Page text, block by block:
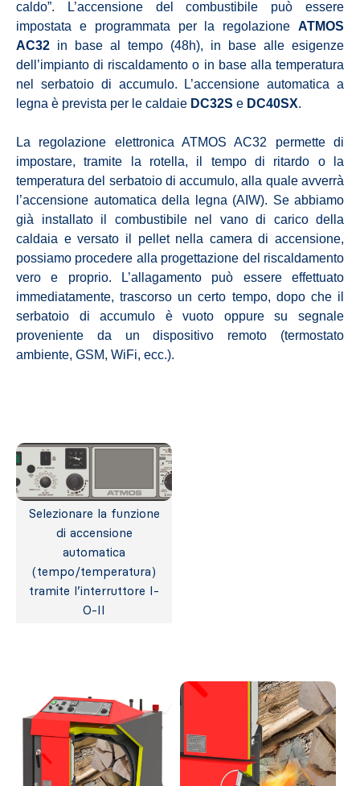
caldo”. L’accensione del combustibile può essere
impostata e programmata per la regolazione ATMOS
AC32 in base al tempo (48h), in base alle esigenze
dell’impianto di riscaldamento o in base alla temperatura
nel serbatoio di accumulo. L’accensione automatica a
legna è prevista per le caldaie DC32S e DC40SX.
La regolazione elettronica ATMOS AC32 permette di
impostare, tramite la rotella, il tempo di ritardo o la
temperatura del serbatoio di accumulo, alla quale avverrà
l’accensione automatica della legna (AIW). Se abbiamo
già installato il combustibile nel vano di carico della
caldaia e versato il pellet nella camera di accensione,
possiamo procedere alla progettazione del riscaldamento
vero e proprio. L’allagamento può essere effettuato
immediatamente, trascorso un certo tempo, dopo che il
serbatoio di accumulo è vuoto oppure su segnale
proveniente da un dispositivo remoto (termostato
ambiente, GSM, WiFi, ecc.).
Selezionare la funzione
di accensione
automatica
(tempo/temperatura)
tramite l’interruttore I-
O-II